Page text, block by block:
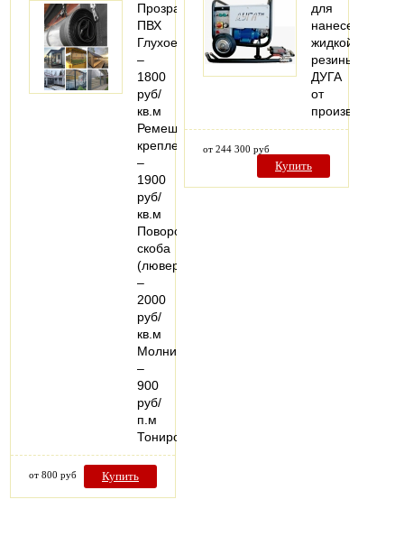
Прозрачный
ПВХ
Глухое
–
1800
руб/
кв.м
Ремешковое
крепление
–
1900
руб/
кв.м
Поворотная
скоба
(люверс)
–
2000
руб/
кв.м
Молния
–
900
руб/
п.м
Тонированный…
от 800 руб Купить
для
нанесения
жидкой
резины
ДУГА
от
производителя
от 244 300 руб
Купить